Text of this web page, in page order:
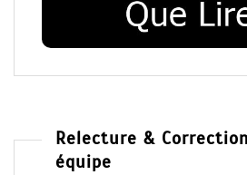
Relecture &
équipe